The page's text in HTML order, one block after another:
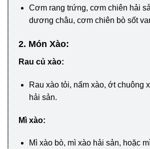
Cơm rang trứng, cơm chiên hải
dương châu, cơm chiên bò sốt
2. Món Xào:
Rau củ xào:
Rau xào tỏi, nấm xào, ớt chuông
hải sản.
Mì xào:
Mì xào bò, mì xào hải sản, hoặc